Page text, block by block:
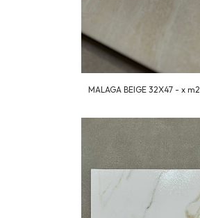
MALAGA BEIGE 32X47 - x m2